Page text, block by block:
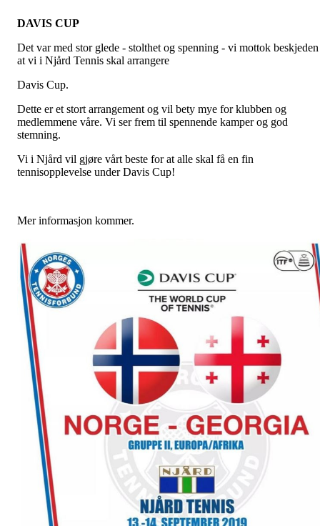
DAVIS CUP
Det var med stor glede - stolthet og spenning - vi mottok beskjeden
at vi i Njård Tennis skal arrangere
Davis Cup.
Dette er et stort arrangement og vil bety mye for klubben og
medlemmene våre. Vi ser frem til spennende kamper og god
stemning.
Vi i Njård vil gjøre vårt beste for at alle skal få en fin
tennisopplevelse under Davis Cup!
Mer informasjon kommer.